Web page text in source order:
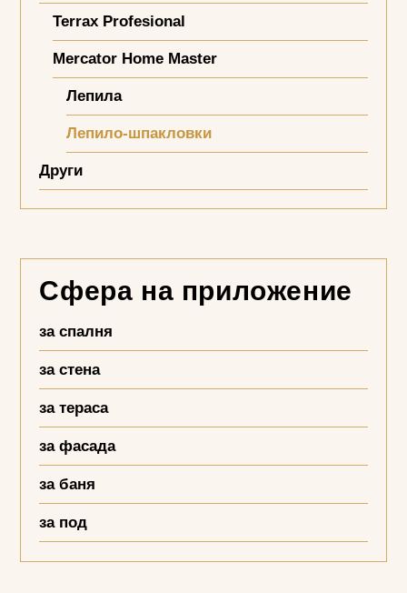
Terrax Profesional
Mercator Home Master
Лепила
Лепило-шпакловки
Други
Сфера на приложение
за спалня
за стена
за тераса
за фасада
за баня
за под